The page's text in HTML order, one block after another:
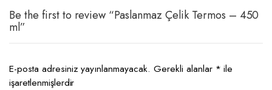
Be the first to review “Paslanmaz Çelik Termos – 450
ml”
E-posta adresiniz yayınlanmayacak. Gerekli alanlar * ile
işaretlenmişlerdir